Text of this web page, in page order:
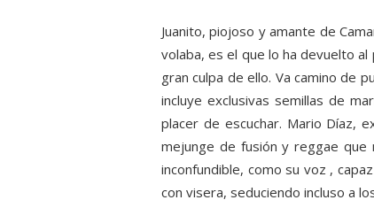
Juanito, piojoso y amante de
volaba, es el que lo ha devuelto
gran culpa de ello. Va camino de
incluye exclusivas semillas de
placer de escuchar. Mario Díaz,
mejunge de fusión y reggae
inconfundible, como su voz ,
con visera, seduciendo incluso a